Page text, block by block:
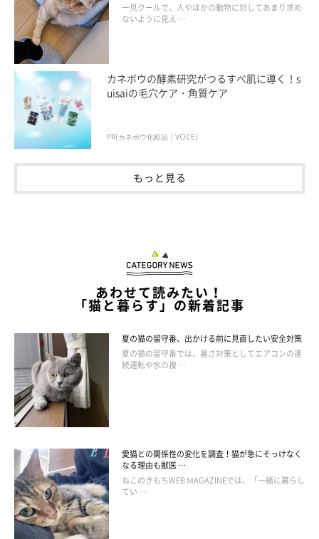
——いろんな原因が考えられるのですね。猫がおしりを気にして
いるとき、飼い主さんができる対処法はなんでしょうか？
獣医師：
「猫が上記のようにおしりを気にしているときは、
をしぼってみるとよいでしょう。ただし、肛門嚢しぼりを初めて
自宅で行う場合は、肛門嚢の位置や場所がわからずにうまくいか
なかったり、猫が嫌がってしまう可能性もあります。その場合
肛門嚢しぼりをしても改善しない場合は、治療が必要な病気の場
合が考えられますので、動物病院を受診しましょう
一見クールで、人やほかの動物に対してあまり求め
ないように見え …
カネボウの酵素研究がつるすべ肌に導く！s
uisaiの毛穴ケア・角質ケア
PR(カネボウ化粧品｜VOCE)
もっと見る
あわせて読みたい！
「猫と暮らす」の新着記事
夏の猫の留守番、出かける前に見直したい安全対策
夏の猫の留守番では、暑さ対策としてエアコンの連
続運転や水の複 …
愛猫との関係性の変化を調査！猫が急にそっけなく
なる理由も獣医 …
ねこのきもちWEB MAGAZINEでは、「一緒に暮らし
てい …